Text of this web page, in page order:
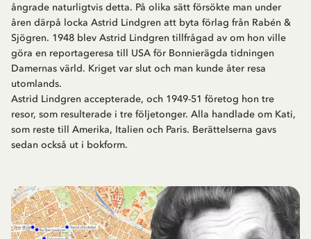
ångrade naturligtvis detta. På olika sätt försökte man under
åren därpå locka Astrid Lindgren att byta förlag från Rabén &
Sjögren. 1948 blev Astrid Lindgren tillfrågad av om hon ville
göra en reportageresa till USA för Bonnierägda tidningen
Damernas värld. Kriget var slut och man kunde åter resa
utomlands.
Astrid Lindgren accepterade, och 1949-51 företog hon tre
resor, som resulterade i tre följetonger. Alla handlade om Kati,
som reste till Amerika, Italien och Paris. Berättelserna gavs
sedan också ut i bokform.